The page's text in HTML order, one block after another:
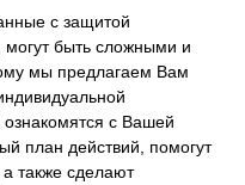
с защитой
могут быть сложными и
мы предлагаем Вам
с Вашей
план действий, помогут
а также сделают